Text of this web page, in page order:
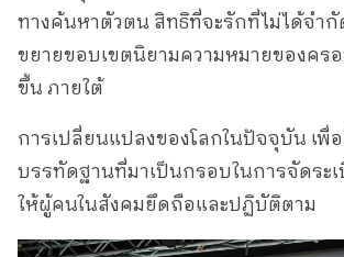
ทางค้นหาตัวตน สิทธิที่จะรักที่ไม่ได้จำกั
ขยายขอบเขตนิยามความหมายของคร
ขึ้น ภายใต้
การเปลี่ยนแปลงของโลกในปัจจุบัน เพื่
บรรทัดฐานที่มาเป็นกรอบในการจัดระ
ให้ผู้คนในสังคมยึดถือและปฏิบัติตาม